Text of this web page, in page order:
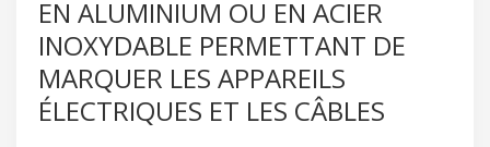
EN ALUMINIUM OU EN ACIER
INOXYDABLE PERMETTANT DE
MARQUER LES APPAREILS
ÉLECTRIQUES ET LES CÂBLES